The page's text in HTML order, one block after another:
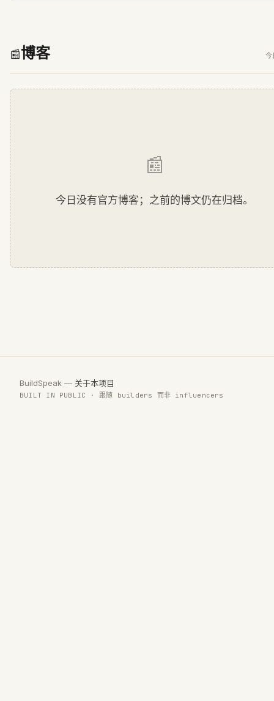
📰博客 今
📰
今日没有官方博客；之前的博文仍在归档。
BuildSpeak — 关于本项目
BUILT IN PUBLIC · 跟随 builders 而非 influencers